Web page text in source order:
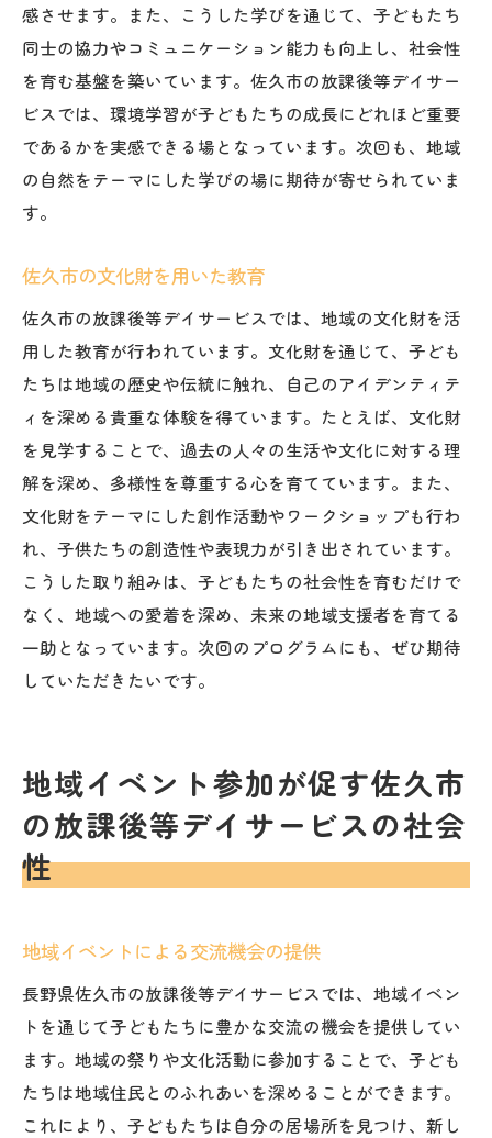
感させます。また、こうした学びを通じて、子どもたち
同士の協力やコミュニケーション能力も向上し、社会性
を育む基盤を築いています。佐久市の放課後等デイサー
ビスでは、環境学習が子どもたちの成長にどれほど重要
であるかを実感できる場となっています。次回も、地域
の自然をテーマにした学びの場に期待が寄せられていま
す。
佐久市の文化財を用いた教育
佐久市の放課後等デイサービスでは、地域の文化財を活
用した教育が行われています。文化財を通じて、子ども
たちは地域の歴史や伝統に触れ、自己のアイデンティテ
ィを深める貴重な体験を得ています。たとえば、文化財
を見学することで、過去の人々の生活や文化に対する理
解を深め、多様性を尊重する心を育てています。また、
文化財をテーマにした創作活動やワークショップも行わ
れ、子供たちの創造性や表現力が引き出されています。
こうした取り組みは、子どもたちの社会性を育むだけで
なく、地域への愛着を深め、未来の地域支援者を育てる
一助となっています。次回のプログラムにも、ぜひ期待
していただきたいです。
地域イベント参加が促す佐久市
の放課後等デイサービスの社会
性
地域イベントによる交流機会の提供
長野県佐久市の放課後等デイサービスでは、地域イベン
トを通じて子どもたちに豊かな交流の機会を提供してい
ます。地域の祭りや文化活動に参加することで、子ども
たちは地域住民とのふれあいを深めることができます。
これにより、子どもたちは自分の居場所を見つけ、新し